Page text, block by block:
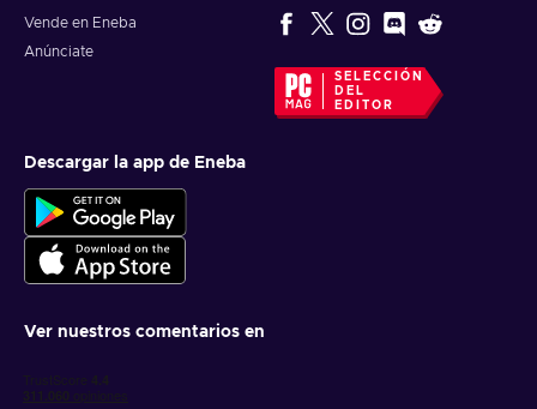
Vende en Eneba
Anúnciate
SELECCIÓN
DEL
EDITOR
Descargar la app de Eneba
Ver nuestros comentarios en